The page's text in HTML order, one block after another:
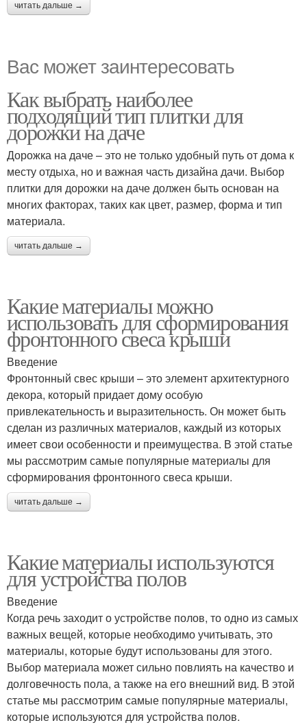
читать дальше →
Вас может заинтересовать
Как выбрать наиболее
подходящий тип плитки для
дорожки на даче
Дорожка на даче – это не только удобный путь от дома к
месту отдыха, но и важная часть дизайна дачи. Выбор
плитки для дорожки на даче должен быть основан на
многих факторах, таких как цвет, размер, форма и тип
материала.
читать дальше →
Какие материалы можно
использовать для сформирования
фронтонного свеса крыши
Введение
Фронтонный свес крыши – это элемент архитектурного
декора, который придает дому особую
привлекательность и выразительность. Он может быть
сделан из различных материалов, каждый из которых
имеет свои особенности и преимущества. В этой статье
мы рассмотрим самые популярные материалы для
сформирования фронтонного свеса крыши.
читать дальше →
Какие материалы используются
для устройства полов
Введение
Когда речь заходит о устройстве полов, то одно из самых
важных вещей, которые необходимо учитывать, это
материалы, которые будут использованы для этого.
Выбор материала может сильно повлиять на качество и
долговечность пола, а также на его внешний вид. В этой
статье мы рассмотрим самые популярные материалы,
которые используются для устройства полов.